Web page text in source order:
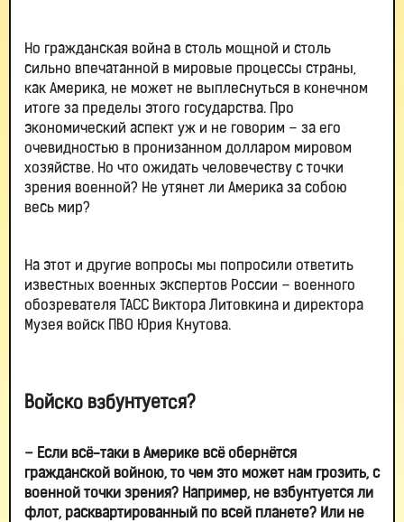
Но гражданская война в столь мощной и столь
сильно впечатанной в мировые процессы страны,
как Америка, не может не выплеснуться в конечном
итоге за пределы этого государства. Про
экономический аспект уж и не говорим – за его
очевидностью в пронизанном долларом мировом
хозяйстве. Но что ожидать человечеству с точки
зрения военной? Не утянет ли Америка за собою
весь мир?
На этот и другие вопросы мы попросили ответить
известных военных экспертов России – военного
обозревателя ТАСС Виктора Литовкина и директора
Музея войск ПВО Юрия Кнутова.
Войско взбунтуется?
– Если всё-таки в Америке всё обернётся
гражданской войною, то чем это может нам грозить, с
военной точки зрения? Например, не взбунтуется ли
флот, расквартированный по всей планете? Или не